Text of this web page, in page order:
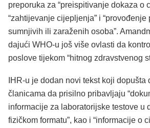
preporuka za “preispitivanje dokaza o
“zahtijevanje cijepljenja” i
sumnjivih ili zaraženih osoba”.
dajući WHO-u još više ovlasti da
poslove tijekom “hitnog zdravstvenog
IHR-u je dodan novi tekst koji dopušta
članicama da prisilno pribavljaju
informacije za laboratorijske testove u
fizičkom formatu”, kao i “informacije o